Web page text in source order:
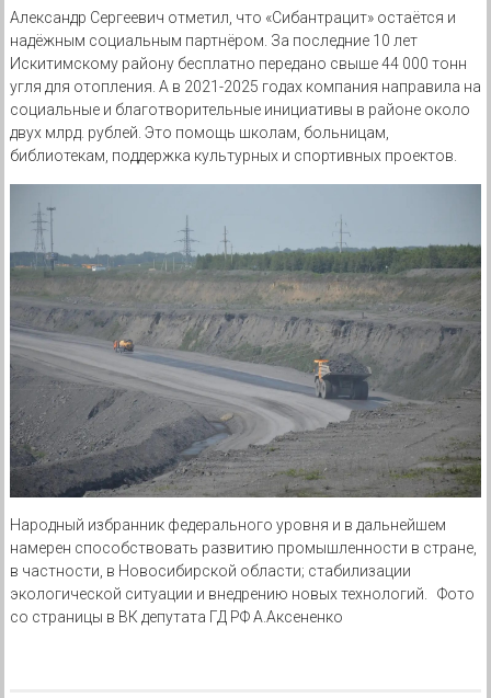
Александр Сергеевич отметил, что «Сибантрацит» остаётся и
надёжным социальным партнёром. За последние 10 лет
Искитимскому району бесплатно передано свыше 44 000 тонн
угля для отопления. А в 2021-2025 годах компания направила на
социальные и благотворительные инициативы в районе около
двух млрд. рублей. Это помощь школам, больницам,
библиотекам, поддержка культурных и спортивных проектов.
Народный избранник федерального уровня и в дальнейшем
намерен способствовать развитию промышленности в стране,
в частности, в Новосибирской области; стабилизации
экологической ситуации и внедрению новых технологий. Фото
со страницы в ВК депутата ГД РФ А.Аксененко